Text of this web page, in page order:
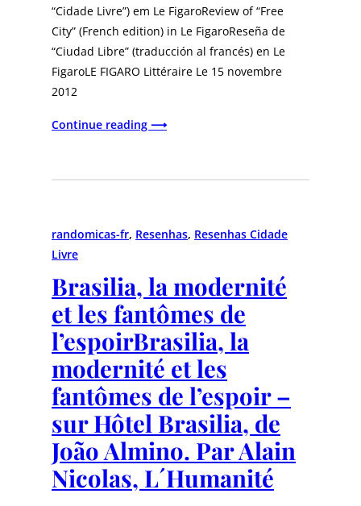
“Cidade Livre”) em Le FigaroReview of “Free
City” (French edition) in Le FigaroReseña de
“Ciudad Libre” (traducción al francés) en Le
FigaroLE FIGARO Littéraire Le 15 novembre
2012
Continue reading ⟶
randomicas-fr, Resenhas, Resenhas Cidade
Livre
Brasilia, la modernité
et les fantômes de
l’espoirBrasilia, la
modernité et les
fantômes de l’espoir –
sur Hôtel Brasilia, de
João Almino. Par Alain
Nicolas, L´Humanité